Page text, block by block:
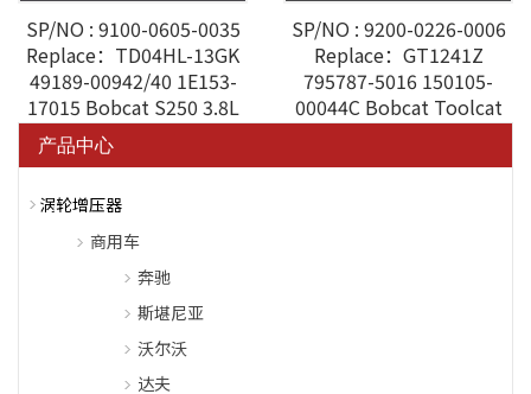
SP/NO : 9100-0605-0035
Replace：TD04HL-13GK
49189-00942/40 1E153-
17015 Bobcat S250 3.8L
SP/NO : 9200-0226-0006
Replace：GT1241Z
795787-5016 150105-
00044C Bobcat Toolcat
G2 2.4L
产品中心
涡轮增压器
商用车
奔驰
斯堪尼亚
沃尔沃
达夫